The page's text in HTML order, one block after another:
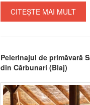
CITEȘTE MAI MULT
Pelerinajul de primăvară
din Cărbunari (Blaj)